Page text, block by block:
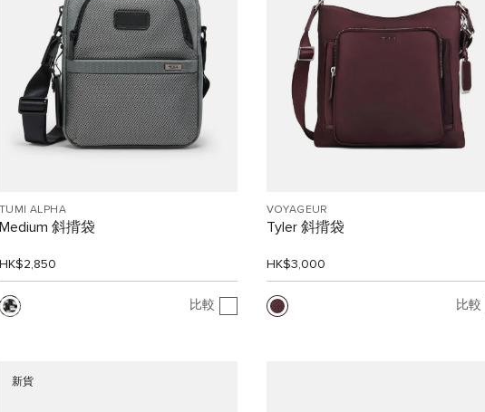
TUMI ALPHA
Medium 斜揹袋
HK$2,850
比較
VOYAGEUR
Tyler 斜揹袋
HK$3,000
比較
新貨